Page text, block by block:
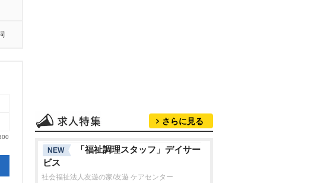
さらに見る
NEW
「福祉調理スタッフ」デイサー
ビス
社会福祉法人友遊の家/友遊 ケアセンター